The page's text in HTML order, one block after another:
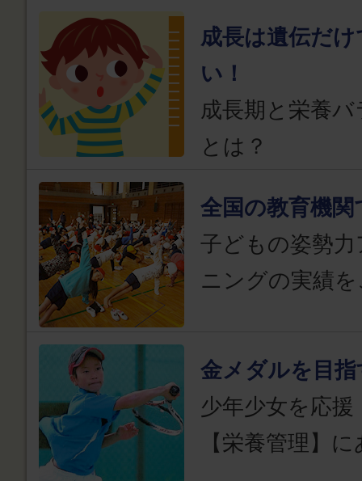
成長は遺伝だ
い！
成長期と栄養
とは？
全国の教育機関
子どもの姿勢
ニングの実績
金メダルを目指
少年少女を応
【栄養管理】